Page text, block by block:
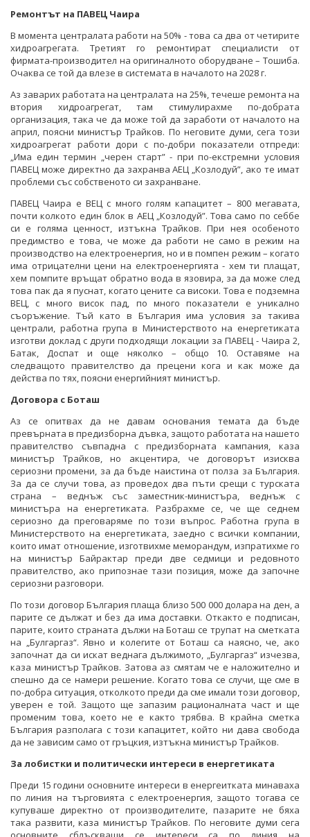
Ремонтът на ПАВЕЦ Чаира
В момента централата работи на 50% - това са два от четирите
хидроагрегата. Третият го ремонтират специалисти от
фирмата-производител на оригиналното оборудване – Тошиба.
Очаква се той да влезе в системата в началото на 2028 г.
Аз заварих работата на централата на 25%, течеше ремонта на
втория хидроагрегат, там стимулирахме по-добрата
организация, така че да може той да заработи от началото на
април, поясни министър Трайков. По неговите думи, сега този
хидроагрегат работи дори с по-добри показатели отпреди:
„Има един термин „черен старт” - при по-екстремни условия
ПАВЕЦ може директно да захранва АЕЦ „Козлодуй”, ако те имат
проблеми със собственото си захранване.
ПАВЕЦ Чаира е ВЕЦ с много голям капацитет – 800 мегавата,
почти колкото един блок в АЕЦ „Козлодуй”. Това само по себбе
си е голяма ценност, изтъкна Трайков. При нея особеното
предимство е това, че може да работи не само в режим на
производство на електроенергия, но и в помпен режим – когато
има отрицателни цени на електроенергията - хем ти плащат,
хем помпите връщат обратно вода в язовира, за да може след
това пак да я пуснат, когато цените са високи. Това е подземна
ВЕЦ, с много висок пад, по много показатели е уникално
съоръжение. Тъй като в България има условия за такива
централи, работна група в Министерството на енергетиката
изготви доклад с други подходящи локации за ПАВЕЦ - Чаира 2,
Батак, Доспат и още няколко – общо 10. Оставяме на
следващото правителство да прецени кога и как може да
действа по тях, поясни енергийният министър.
Договора с Боташ
Аз се опитвах да не давам основания темата да бъде
превърната в предизборна дъвка, защото работата на нашето
правителство съвпадна с предизборната кампания, каза
министър Трайков, но акцентира, че договорът изисква
сериозни промени, за да бъде наистина от полза за България.
За да се случи това, аз проведох два пъти срещи с турската
страна – веднъж със заместник-министъра, веднъж с
министъра на енергетиката. Разбрахме се, че ще седнем
сериозно да преговаряме по този въпрос. Работна група в
Министерството на енергетиката, заедно с всички компании,
които имат отношение, изготвихме меморандум, изпратихме го
на министър Байрактар преди две седмици и редовното
правителство, ако припознае тази позиция, може да започне
сериозни разговори.
По този договор България плаща близо 500 000 долара на ден, а
парите се дължат и без да има доставки. Откакто е подписан,
парите, които страната дължи на Боташ се трупат на сметката
на „Булгаргаз“. Явно и колегите от Боташ са наясно, че, ако
започнат да си искат веднага дължимото, „Булгаргаз“ изчезва,
каза министър Трайков. Затова аз смятам че е наложително и
спешно да се намери решение. Когато това се случи, ще сме в
по-добра ситуация, отколкото преди да сме имали този договор,
уверен е той. Защото ще запазим рационалната част и ще
променим това, което не е както трябва. В крайна сметка
България разполага с този капацитет, който ни дава свобода
да не зависим само от гръцкия, изтъкна министър Трайков.
За лобистки и политически интереси в енергетиката
Преди 15 години основните интереси в енергеитката минаваха
по линия на търговията с електроенергия, защото тогава се
купуваше директно от производителите, пазарите не бяха
така развити, каза министър Трайков. По неговите думи сега